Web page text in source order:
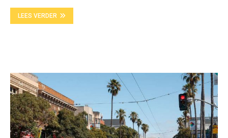
LEES VERDER